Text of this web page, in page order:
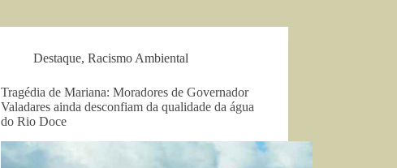
Destaque,Racismo Ambiental
Tragédia de Mariana: Moradores de Governador
Valadares ainda desconfiam da qualidade da água
do Rio Doce